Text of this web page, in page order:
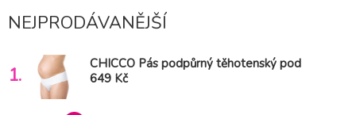
NEJPRODÁVANĚJŠÍ
1.
CHICCO Pás podpůrný těhotenský pod
bříško vel. S
649 Kč